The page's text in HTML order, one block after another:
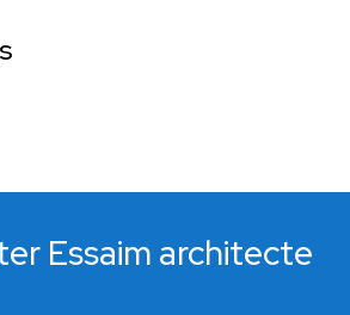
Essaim architecte